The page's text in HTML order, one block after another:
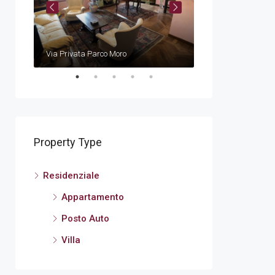
Via Privata Parco Moro
Property Type
Residenziale
Appartamento
Posto Auto
Villa